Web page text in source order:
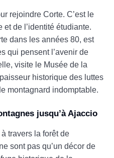
rejoindre Corte. C’est le
de l’identité étudiante.
dans les années 80, est
qui pensent l’avenir de
visite le Musée de la
historique des luttes
montagnard indomptable.
jusqu’à Ajaccio
travers la forêt de
sont pas qu’un décor de